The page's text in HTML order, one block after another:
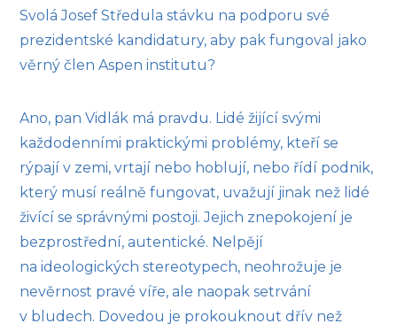
Svolá Josef Středula stávku na podporu své
prezidentské kandidatury, aby pak fungoval jako
věrný člen Aspen institutu?
Ano, pan Vidlák má pravdu. Lidé žijící svými
každodenními praktickými problémy, kteří se
rýpají v zemi, vrtají nebo hoblují, nebo řídí podnik,
který musí reálně fungovat, uvažují jinak než lidé
živící se správnými postoji. Jejich znepokojení je
bezprostřední, autentické. Nelpějí
na ideologických stereotypech, neohrožuje je
nevěrnost pravé víře, ale naopak setrvání
v bludech. Dovedou je prokouknout dřív než